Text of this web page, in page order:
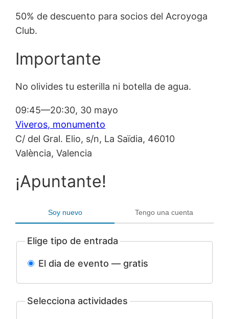
50% de descuento para socios del Acroyoga
Club.
Importante
No olivides tu esterilla ni botella de agua.
09:45—20:30, 30 mayo
Viveros, monumento
C/ del Gral. Elio, s/n, La Saïdia, 46010
València, Valencia
¡Apuntante!
Soy nuevo Tengo una cuenta
Elige tipo de entrada
El dia de evento — gratis
Selecciona actividades